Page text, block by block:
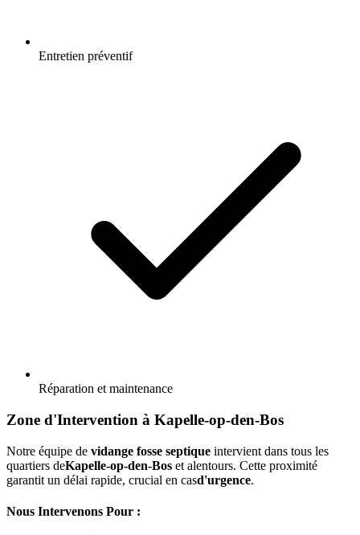
Entretien préventif
Réparation et maintenance
Zone d'Intervention à Kapelle-op-den-Bos
Notre équipe de vidange fosse septique intervient dans tous les
quartiers deKapelle-op-den-Bos et alentours. Cette proximité
garantit un délai rapide, crucial en casd'urgence.
Nous Intervenons Pour :